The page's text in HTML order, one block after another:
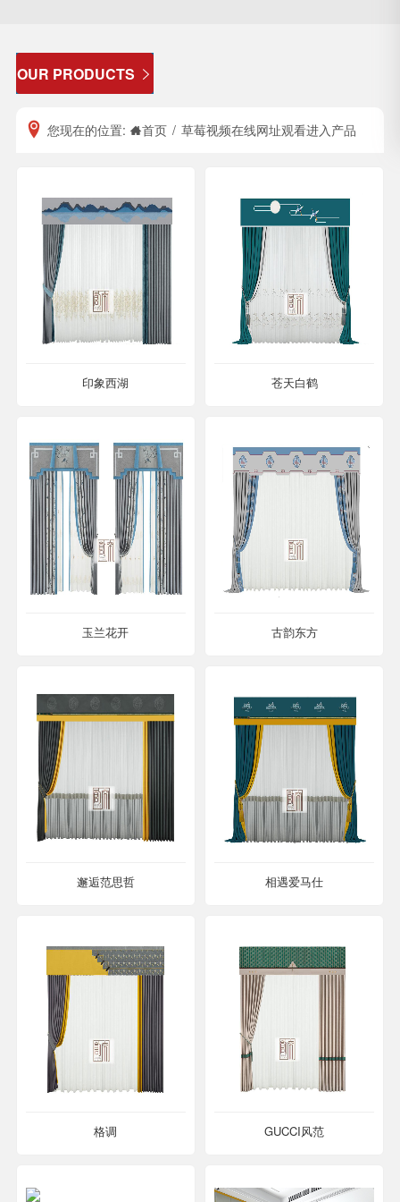
OUR PRODUCTS 
您现在的位置: 首页 / 草莓视频在线网址观看进入产品
印象西湖 苍天白鹤
玉兰花开 古韵东方
邂逅范思哲 相遇爱马仕
格调 GUCCI风范